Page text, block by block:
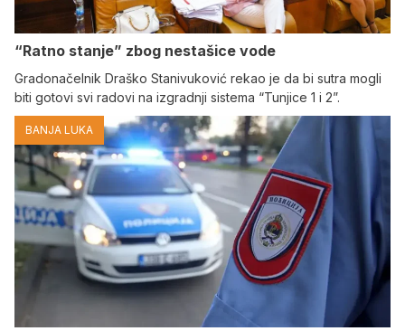
“Ratno stanje” zbog nestašice vode
Gradonačelnik Draško Stanivuković rekao je da bi sutra mogli
biti gotovi svi radovi na izgradnji sistema “Tunjice 1 i 2”.
BANJA LUKA